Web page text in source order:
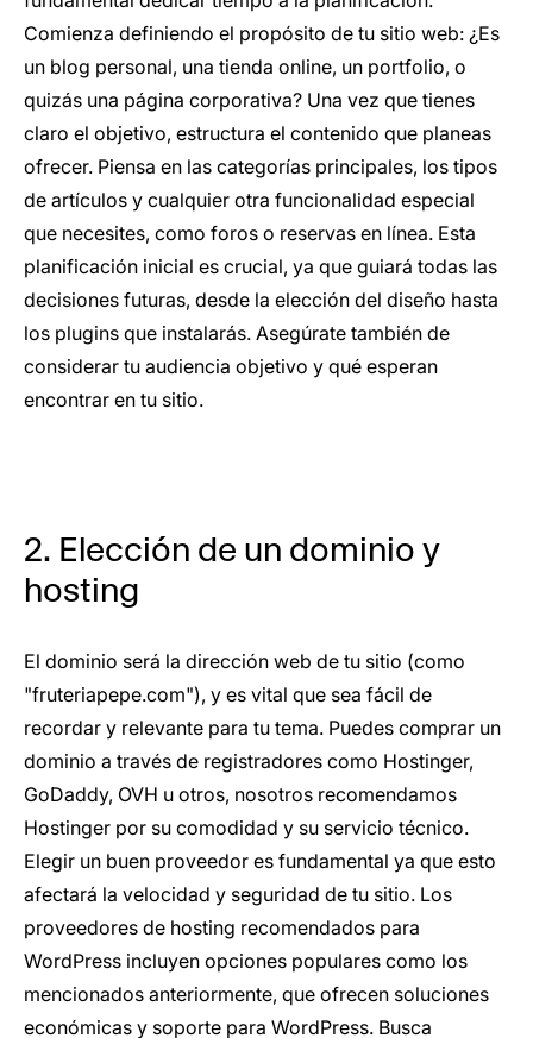
Comienza definiendo el propósito de tu sitio web: ¿Es
un blog personal, una tienda online, un portfolio, o
quizás una página corporativa? Una vez que tienes
claro el objetivo, estructura el contenido que planeas
ofrecer. Piensa en las categorías principales, los tipos
de artículos y cualquier otra funcionalidad especial
que necesites, como foros o reservas en línea. Esta
planificación inicial es crucial, ya que guiará todas las
decisiones futuras, desde la elección del diseño hasta
los plugins que instalarás. Asegúrate también de
considerar tu audiencia objetivo y qué esperan
encontrar en tu sitio.
2. Elección de un dominio y
hosting
El dominio será la dirección web de tu sitio (como
"fruteriapepe.com"), y es vital que sea fácil de
recordar y relevante para tu tema. Puedes comprar un
dominio a través de registradores como Hostinger,
GoDaddy, OVH u otros, nosotros recomendamos
Hostinger por su comodidad y su servicio técnico.
Elegir un buen proveedor es fundamental ya que esto
afectará la velocidad y seguridad de tu sitio. Los
proveedores de hosting recomendados para
WordPress incluyen opciones populares como los
mencionados anteriormente, que ofrecen soluciones
económicas y soporte para WordPress. Busca